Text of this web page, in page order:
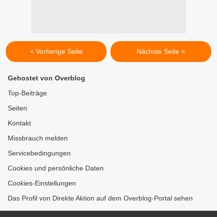
< Vorherige Seite Nächste Seite >
Gehostet von Overblog
Top-Beiträge
Seiten
Kontakt
Missbrauch melden
Servicebedingungen
Cookies und persönliche Daten
Cookies-Einstellungen
Das Profil von Direkte Aktion auf dem Overblog-Portal sehen